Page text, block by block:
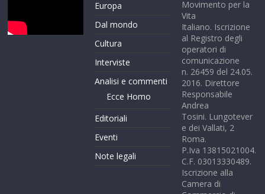
Europa
Dal mondo
Cultura
Interviste
Analisi e commenti
Ecce Homo
Editoriali
Eventi
Note legali
Movimento per la
Vita
Italiano. Iscrizione
al Registro degli
operatori di
comunicazione
n. 26459 del 24.05.
2016. Direttore
Responsabile
Andrea
Tosini. Lungotever
e dei Vallati, 2
Roma.
P.Iva 13815021004.
C.F. 03013330489.
Iscrizione alla
Camera di